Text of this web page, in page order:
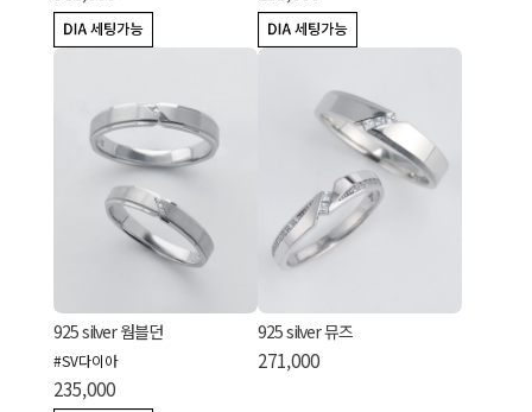
925 silver 웜블던
#SV다이아
235,000
925 silver 뮤즈
271,000